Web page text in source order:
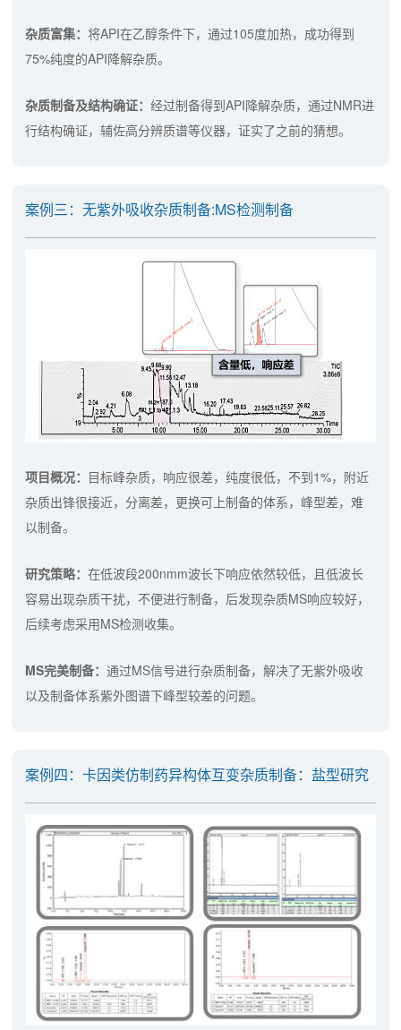
杂质富集：将API在乙醇条件下，通过105度加热，成功得到
75%纯度的API降解杂质。
杂质制备及结构确证：经过制备得到API降解杂质，通过NMR进
行结构确证，辅佐高分辨质谱等仪器，证实了之前的猜想。
案例三：无紫外吸收杂质制备:MS检测制备
项目概况： 目标峰杂质，响应很差，纯度很低，不到1%，附近
杂质出锋很接近，分离差，更换可上制备的体系，峰型差，难
以制备。
研究策略：在低波段200nmm波长下响应依然较低，且低波长
容易出现杂质干扰，不便进行制备，后发现杂质MS响应较好，
后续考虑采用MS检测收集。
MS完美制备：通过MS信号进行杂质制备，解决了无紫外吸收
以及制备体系紫外图谱下峰型较差的问题。
案例四：卡因类仿制药异构体互变杂质制备：盐型研究